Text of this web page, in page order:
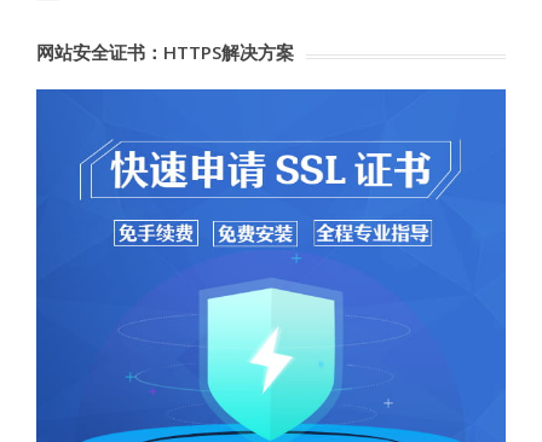
网站安全证书：HTTPS解决方案